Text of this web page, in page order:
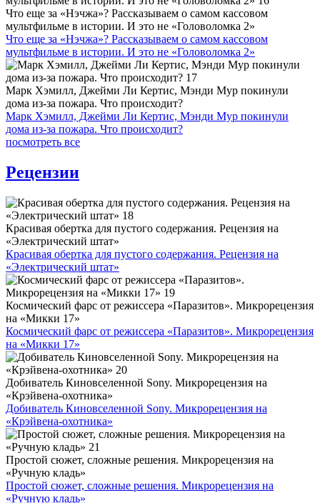
Что еще за «Нэчжа»? Рассказываем о самом кассовом
мультфильме в истории. И это не «Головоломка 2»
Что еще за «Нэчжа»? Рассказываем о самом кассовом
мультфильме в истории. И это не «Головоломка 2»
Марк Хэмилл, Джейми Ли Кертис, Мэнди Мур покинули
дома из-за пожара. Что происходит?
Марк Хэмилл, Джейми Ли Кертис, Мэнди Мур покинули
дома из-за пожара. Что происходит?
посмотреть все
Рецензии
Красивая обертка для пустого содержания. Рецензия на
«Электрический штат»
Красивая обертка для пустого содержания. Рецензия на
«Электрический штат»
Космический фарс от режиссера «Паразитов». Микрорецензия
на «Микки 17»
Космический фарс от режиссера «Паразитов». Микрорецензия
на «Микки 17»
Добиватель Киновселенной Sony. Микрорецензия на
«Крэйвена-охотника»
Добиватель Киновселенной Sony. Микрорецензия на
«Крэйвена-охотника»
Простой сюжет, сложные решения. Микрорецензия на
«Ручную кладь»
Простой сюжет, сложные решения. Микрорецензия на
«Ручную кладь»